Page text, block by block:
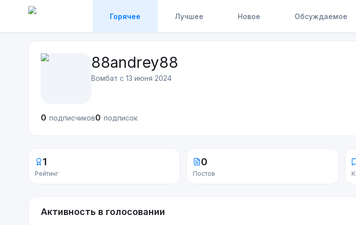
Горячее Лучшее Новое Обсуждаемое
88andrey88
Вомбат с 13 июня 2024
0 подписчиков0 подписок
1
Рейтинг
0
Постов
Активность в голосовании